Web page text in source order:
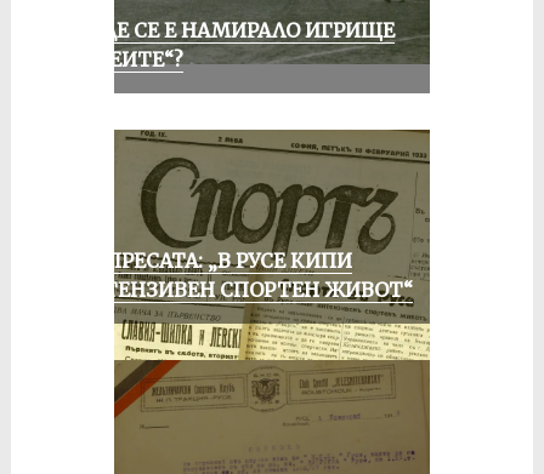
КЪДЕ СЕ Е НАМИРАЛО ИГРИЩЕ
„АЛЕИТЕ“?
ОТ ПРЕСАТА: „В РУСЕ КИПИ
ИНТЕНЗИВЕН СПОРТЕН ЖИВОТ“